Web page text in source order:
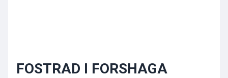
FOSTRAD I FORSHAGA